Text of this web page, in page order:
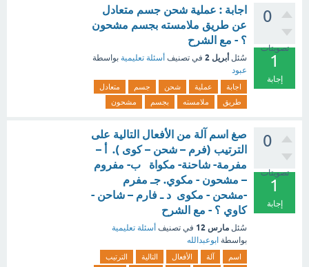
0
تصويتات
1
إجابة
اجابة : عملية شحن جسم متعادل
عن طريق ملامسته بجسم مشحون
؟ - مع الشرح
سُئل أبريل 2 في تصنيف أسئلة تعليمية بواسطة
عبود
اجابة عملية شحن جسم
متعادل
طريق
ملامسته بجسم مشحون
0
تصويتات
1
إجابة
صغ اسم آلة من الأفعال التالية على
الترتيب (فرم – شحن – كوى ). أ –
مفرمة- شاحنة- مكواة ب- مفروم
– مشحون - مكوي. جـ مفرم
-مشحن - مكوى د ـ فارم – شاحن -
كاوي ؟ - مع الشرح
سُئل مارس 12 في تصنيف أسئلة تعليمية
بواسطة ابوعبدالله
اسم آلة الأفعال التالية
الترتيب